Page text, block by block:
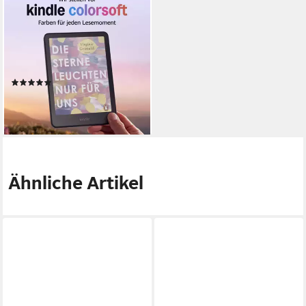
AMAZON
Kindle Colorsoft (16 GB) E-
Bildschirmdiagonale
Speichergröße
(2)
ab 273,89 €
mtl. in 24 Raten
lieferbar - in 2-3 Werktagen bei dir
Ähnliche Artikel